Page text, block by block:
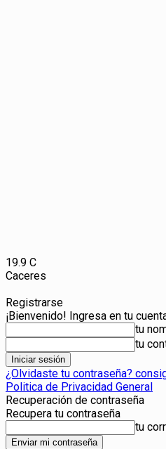
19.9 C
Caceres
Registrarse
¡Bienvenido! Ingresa en tu
tu
tu
¿Olvidaste tu contraseña?
Politica de Privacidad General
Recuperación de contraseña
Recupera tu contraseña
tu